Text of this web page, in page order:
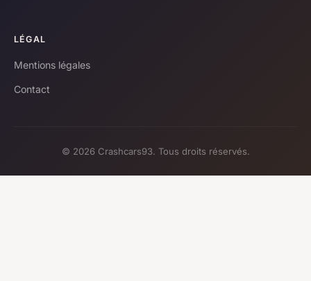
LÉGAL
Mentions légales
Contact
© 2026 Crashcars93. Tous droits réservés.